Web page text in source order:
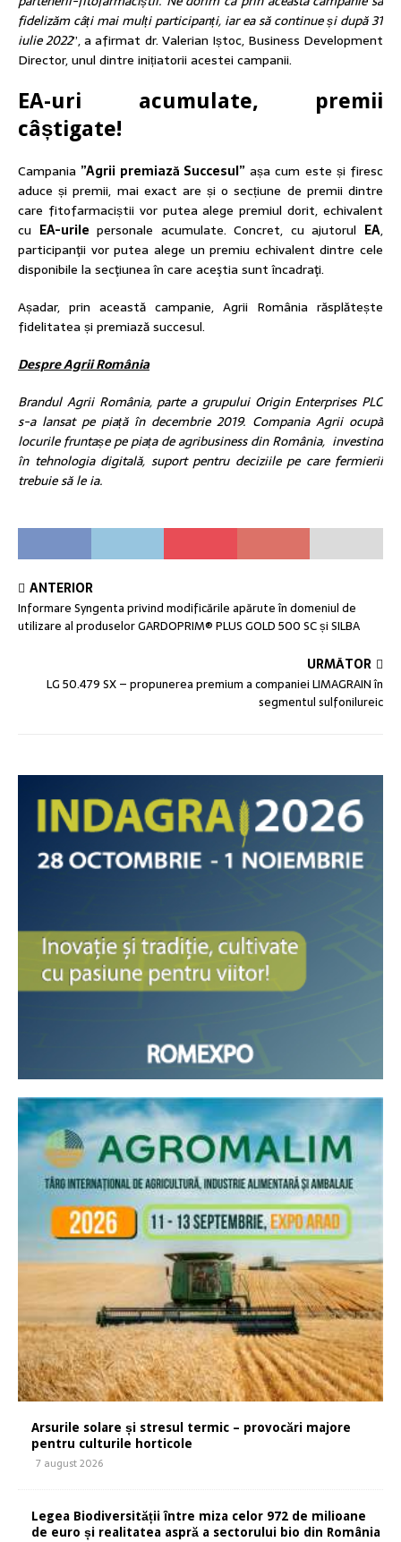
fidelizăm câți mai mulți participanți, iar ea să continue și după 31
iulie 2022”, a afirmat dr. Valerian Iștoc, Business Development
Director, unul dintre inițiatorii acestei campanii.
EA-uri acumulate, premii
câștigate!
Campania ”Agrii premiază Succesul”așa cum este și firesc
aduce și premii, mai exact are și o secțiune de premii dintre
care fitofarmaciștii vor putea alege premiul dorit, echivalent
cu EA-urile personale acumulate. Concret, cu ajutorul EA,
participanţii vor putea alege un premiu echivalent dintre cele
disponibile la secţiunea în care aceştia sunt încadraţi.
Așadar, prin această campanie, Agrii România răsplătește
fidelitatea și premiază succesul.
Despre Agrii România
Brandul Agrii România, parte a grupului Origin Enterprises PLC
s-a lansat pe piață în decembrie 2019. Compania Agrii ocupă
locurile fruntașe pe piața de agribusiness din România, investind
în tehnologia digitală, suport pentru deciziile pe care fermierii
trebuie să le ia.
ANTERIOR
Informare Syngenta privind modificările apărute în domeniul de
utilizare al produselor GARDOPRIM® PLUS GOLD 500 SC și SILBA
URMĂTOR
LG 50.479 SX – propunerea premium a companiei LIMAGRAIN în
segmentul sulfonilureic
Arsurile solare și stresul termic – provocări majore
pentru culturile horticole
7 august 2026
Legea Biodiversității între miza celor 972 de milioane
de euro și realitatea aspră a sectorului bio din România